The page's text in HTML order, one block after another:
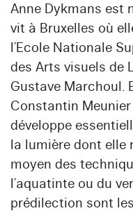
Anne Dykmans est
vit à Bruxelles où
l’Ecole Nationale
des Arts visuels de
Gustave Marchoul.
Constantin
développe
la lumière dont elle
moyen des
l’aquatinte ou du
prédilection sont